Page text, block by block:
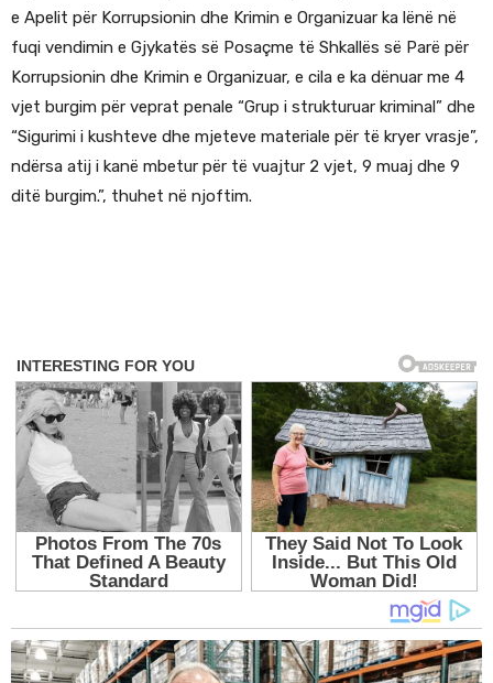
e Apelit për Korrupsionin dhe Krimin e Organizuar ka lënë në
fuqi vendimin e Gjykatës së Posaçme të Shkallës së Parë për
Korrupsionin dhe Krimin e Organizuar, e cila e ka dënuar me 4
vjet burgim për veprat penale “Grup i strukturuar kriminal” dhe
“Sigurimi i kushteve dhe mjeteve materiale për të kryer vrasje”,
ndërsa atij i kanë mbetur për të vuajtur 2 vjet, 9 muaj dhe 9
ditë burgim.”, thuhet në njoftim.